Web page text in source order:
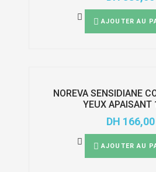
AJOUTER AU
NOREVA SENSIDIANE
YEUX APAISANT
DH 166,00
AJOUTER AU